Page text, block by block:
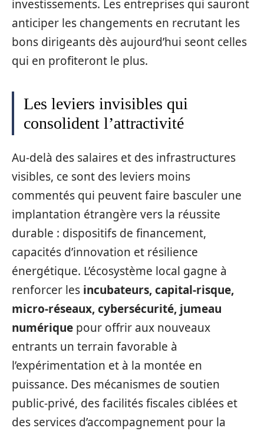
investissements. Les entreprises qui sauront
anticiper les changements en recrutant les
bons dirigeants dès aujourd’hui seont celles
qui en profiteront le plus.
Les leviers invisibles qui
consolident l’attractivité
Au‑delà des salaires et des infrastructures
visibles, ce sont des leviers moins
commentés qui peuvent faire basculer une
implantation étrangère vers la réussite
durable : dispositifs de financement,
capacités d’innovation et résilience
énergétique. L’écosystème local gagne à
renforcer les incubateurs, capital‑risque,
micro‑réseaux, cybersécurité, jumeau
numérique pour offrir aux nouveaux
entrants un terrain favorable à
l’expérimentation et à la montée en
puissance. Des mécanismes de soutien
public‑privé, des facilités fiscales ciblées et
des services d’accompagnement pour la